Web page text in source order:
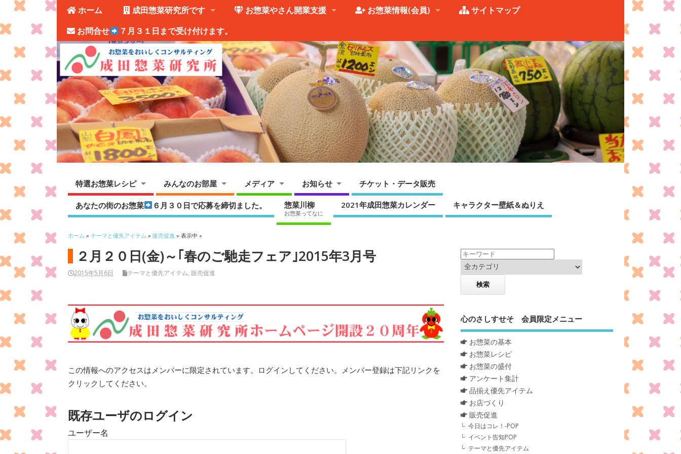
ホーム 成田惣菜研究所です お惣菜やさん開業支援 お惣菜情報(会員)
サイトマップ
お問合せ
７月３１日まで受け付けます。
特選お惣菜レシピ みんなのお部屋 メディア お知らせ チケット・データ販売
あなたの街のお惣菜 ６月３０日で応募を締切ました。 惣菜川柳
お惣菜ってなに
2021年成田惣菜カレンダー キャラクター壁紙＆ぬりえ
ホーム »テーマと優先アイテム »販売促進 » 表示中 »
２月２０日(金)～｢春のご馳走フェア｣2015年3月号
2015年5月6日 テーマと優先アイテム,販売促進
この情報へのアクセスはメンバーに限定されています。ログインしてください。メンバー登録は下記リンクを
クリックしてください。
既存ユーザのログイン
ユーザー名
心のさしすせそ 会員限定メニュー
お惣菜の基本
お惣菜レシピ
お惣菜の盛付
アンケート集計
品揃え優先アイテム
お店づくり
販売促進
今日はコレ！-POP
イベント告知POP
テーマと優先アイテム